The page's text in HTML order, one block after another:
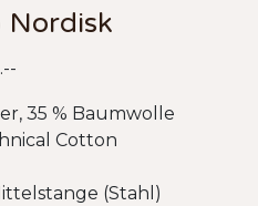
Nordisk
35 % Baumwolle
Cotton
(Stahl)